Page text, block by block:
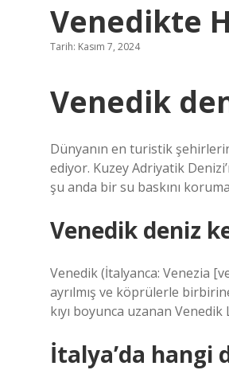
Venedikte
Tarih: Kasım 7, 2024
Venedik
Dünyanın en turistik
ediyor. Kuzey Adriyatik
şu anda bir su baskını
Venedik deniz
Venedik (İtalyanca: Venezia
ayrılmış ve köprülerle
kıyı boyunca uzanan Venedik
İtalya’da hangi